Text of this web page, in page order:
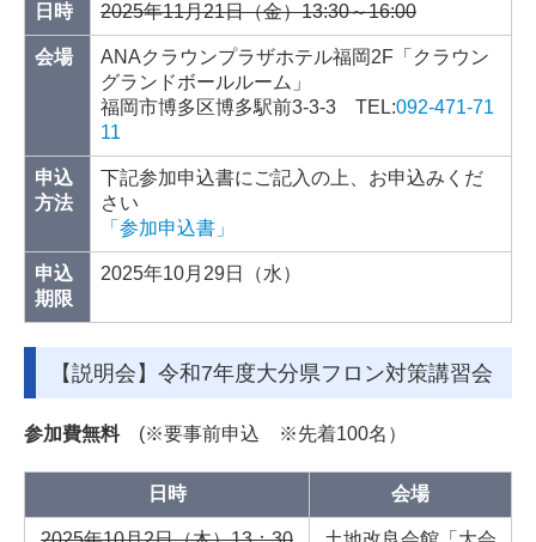
日時 2025年11月21日（金）13:30～16:00
会場
ANAクラウンプラザホテル福岡2F「クラウン
グランドボールルーム」
福岡市博多区博多駅前3-3-3 TEL:092-471-71
11
申込
方法
下記参加申込書にご記入の上、お申込みくだ
さい
「参加申込書」
申込
期限
2025年10月29日（水）
【説明会】令和7年度大分県フロン対策講習会
参加費無料(※要事前申込 ※先着100名）
日時 会場